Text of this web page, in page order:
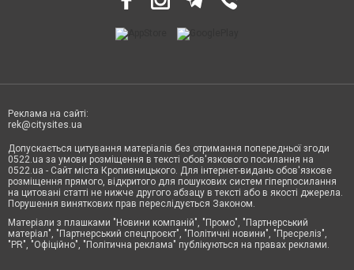
Реклама на сайті:
rek@citysites.ua
Допускається цитування матеріалів без отримання попередньої згоди
0522.ua за умови розміщення в тексті обов'язкового посилання на
0522.ua - Сайт міста Кропивницького. Для інтернет-видань обов'язкове
розміщення прямого, відкритого для пошукових систем гіперпосилання
на цитовані статті не нижче другого абзацу в тексті або в якості джерела.
Порушення виняткових прав переслідується Законом.
Матеріали з плашками "Новини компаній", "Промо", "Партнерський
матеріал", "Партнерський спецпроєкт", "Політичні новини", "Пресреліз",
"PR", "Офіційно", "Політична реклама" публікуються на правах реклами.